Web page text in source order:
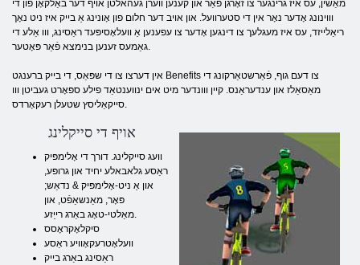
מאַשין, עס איז גרינגער צו זאָרגן פֿאַר און קענען ווערן געהאלטן אויף דער באַלקאָן פון די
וווינונג אָדער נאָר אין די סטערוועל. און אויב דער חלום פון אָונינג אַ בייק איז ניט נאָך
ריאַלייזד, עס איז מעגלעך צו דינגען אָדער צו עפענען אַ וועלאָסיפּעד ראַסינג, ווו אַלע די
גאַמעס זענען בנימצא פֿאַר פּאָטער.
אין דערצו צו די שפּאַס, די בייק ברענגט Benefits צו דעם גוף, פֿאַרשטאַרקונג די
מאַסאַלז און ענדעראַנס. קיין ווונדער מיט אים ינווענטאַד פילע ספּאָרט געביטן ווו
סייקאַליסץ שטעלן רעקאָרדס.
אויף די סייקלינג
וועג סייקלינג. דורך די אָלימפּיק
ראַסע גלאבאלע יחיד און גרופּע,
און אַ ניט-אָלימפּיק & נדאַש;
פּאָר, מאַנשאַפֿט, און
מאַלטי-טאָג באַרג רייַזע.
סיקלאָקראָסס
וועלאָטרעקאָוויע ראַסע
ראַסינג באַרג בייק